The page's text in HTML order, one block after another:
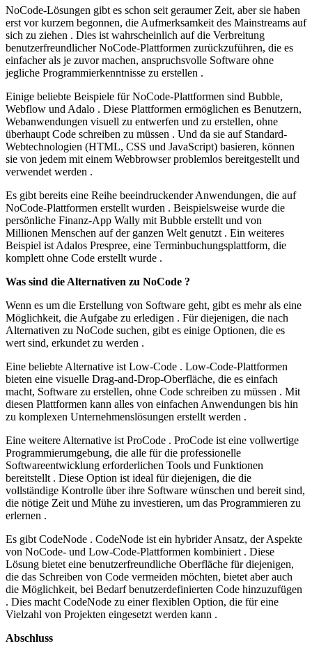
NoCode-Lösungen gibt es schon seit geraumer Zeit, aber sie haben
erst vor kurzem begonnen, die Aufmerksamkeit des Mainstreams auf
sich zu ziehen . Dies ist wahrscheinlich auf die Verbreitung
benutzerfreundlicher NoCode-Plattformen zurückzuführen, die es
einfacher als je zuvor machen, anspruchsvolle Software ohne
jegliche Programmierkenntnisse zu erstellen .
Einige beliebte Beispiele für NoCode-Plattformen sind Bubble,
Webflow und Adalo . Diese Plattformen ermöglichen es Benutzern,
Webanwendungen visuell zu entwerfen und zu erstellen, ohne
überhaupt Code schreiben zu müssen . Und da sie auf Standard-
Webtechnologien (HTML, CSS und JavaScript) basieren, können
sie von jedem mit einem Webbrowser problemlos bereitgestellt und
verwendet werden .
Es gibt bereits eine Reihe beeindruckender Anwendungen, die auf
NoCode-Plattformen erstellt wurden . Beispielsweise wurde die
persönliche Finanz-App Wally mit Bubble erstellt und von
Millionen Menschen auf der ganzen Welt genutzt . Ein weiteres
Beispiel ist Adalos Prespree, eine Terminbuchungsplattform, die
komplett ohne Code erstellt wurde .
Was sind die Alternativen zu NoCode ?
Wenn es um die Erstellung von Software geht, gibt es mehr als eine
Möglichkeit, die Aufgabe zu erledigen . Für diejenigen, die nach
Alternativen zu NoCode suchen, gibt es einige Optionen, die es
wert sind, erkundet zu werden .
Eine beliebte Alternative ist Low-Code . Low-Code-Plattformen
bieten eine visuelle Drag-and-Drop-Oberfläche, die es einfach
macht, Software zu erstellen, ohne Code schreiben zu müssen . Mit
diesen Plattformen kann alles von einfachen Anwendungen bis hin
zu komplexen Unternehmenslösungen erstellt werden .
Eine weitere Alternative ist ProCode . ProCode ist eine vollwertige
Programmierumgebung, die alle für die professionelle
Softwareentwicklung erforderlichen Tools und Funktionen
bereitstellt . Diese Option ist ideal für diejenigen, die die
vollständige Kontrolle über ihre Software wünschen und bereit sind,
die nötige Zeit und Mühe zu investieren, um das Programmieren zu
erlernen .
Es gibt CodeNode . CodeNode ist ein hybrider Ansatz, der Aspekte
von NoCode- und Low-Code-Plattformen kombiniert . Diese
Lösung bietet eine benutzerfreundliche Oberfläche für diejenigen,
die das Schreiben von Code vermeiden möchten, bietet aber auch
die Möglichkeit, bei Bedarf benutzerdefinierten Code hinzuzufügen
. Dies macht CodeNode zu einer flexiblen Option, die für eine
Vielzahl von Projekten eingesetzt werden kann .
Abschluss